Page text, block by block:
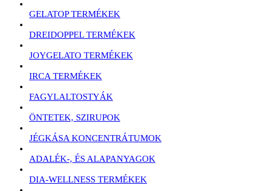
GELATOP TERMÉKEK
DREIDOPPEL TERMÉKEK
JOYGELATO TERMÉKEK
IRCA TERMÉKEK
FAGYLALTOSTYÁK
ÖNTETEK, SZIRUPOK
JÉGKÁSA KONCENTRÁTUMOK
ADALÉK-, ÉS ALAPANYAGOK
DIA-WELLNESS TERMÉKEK